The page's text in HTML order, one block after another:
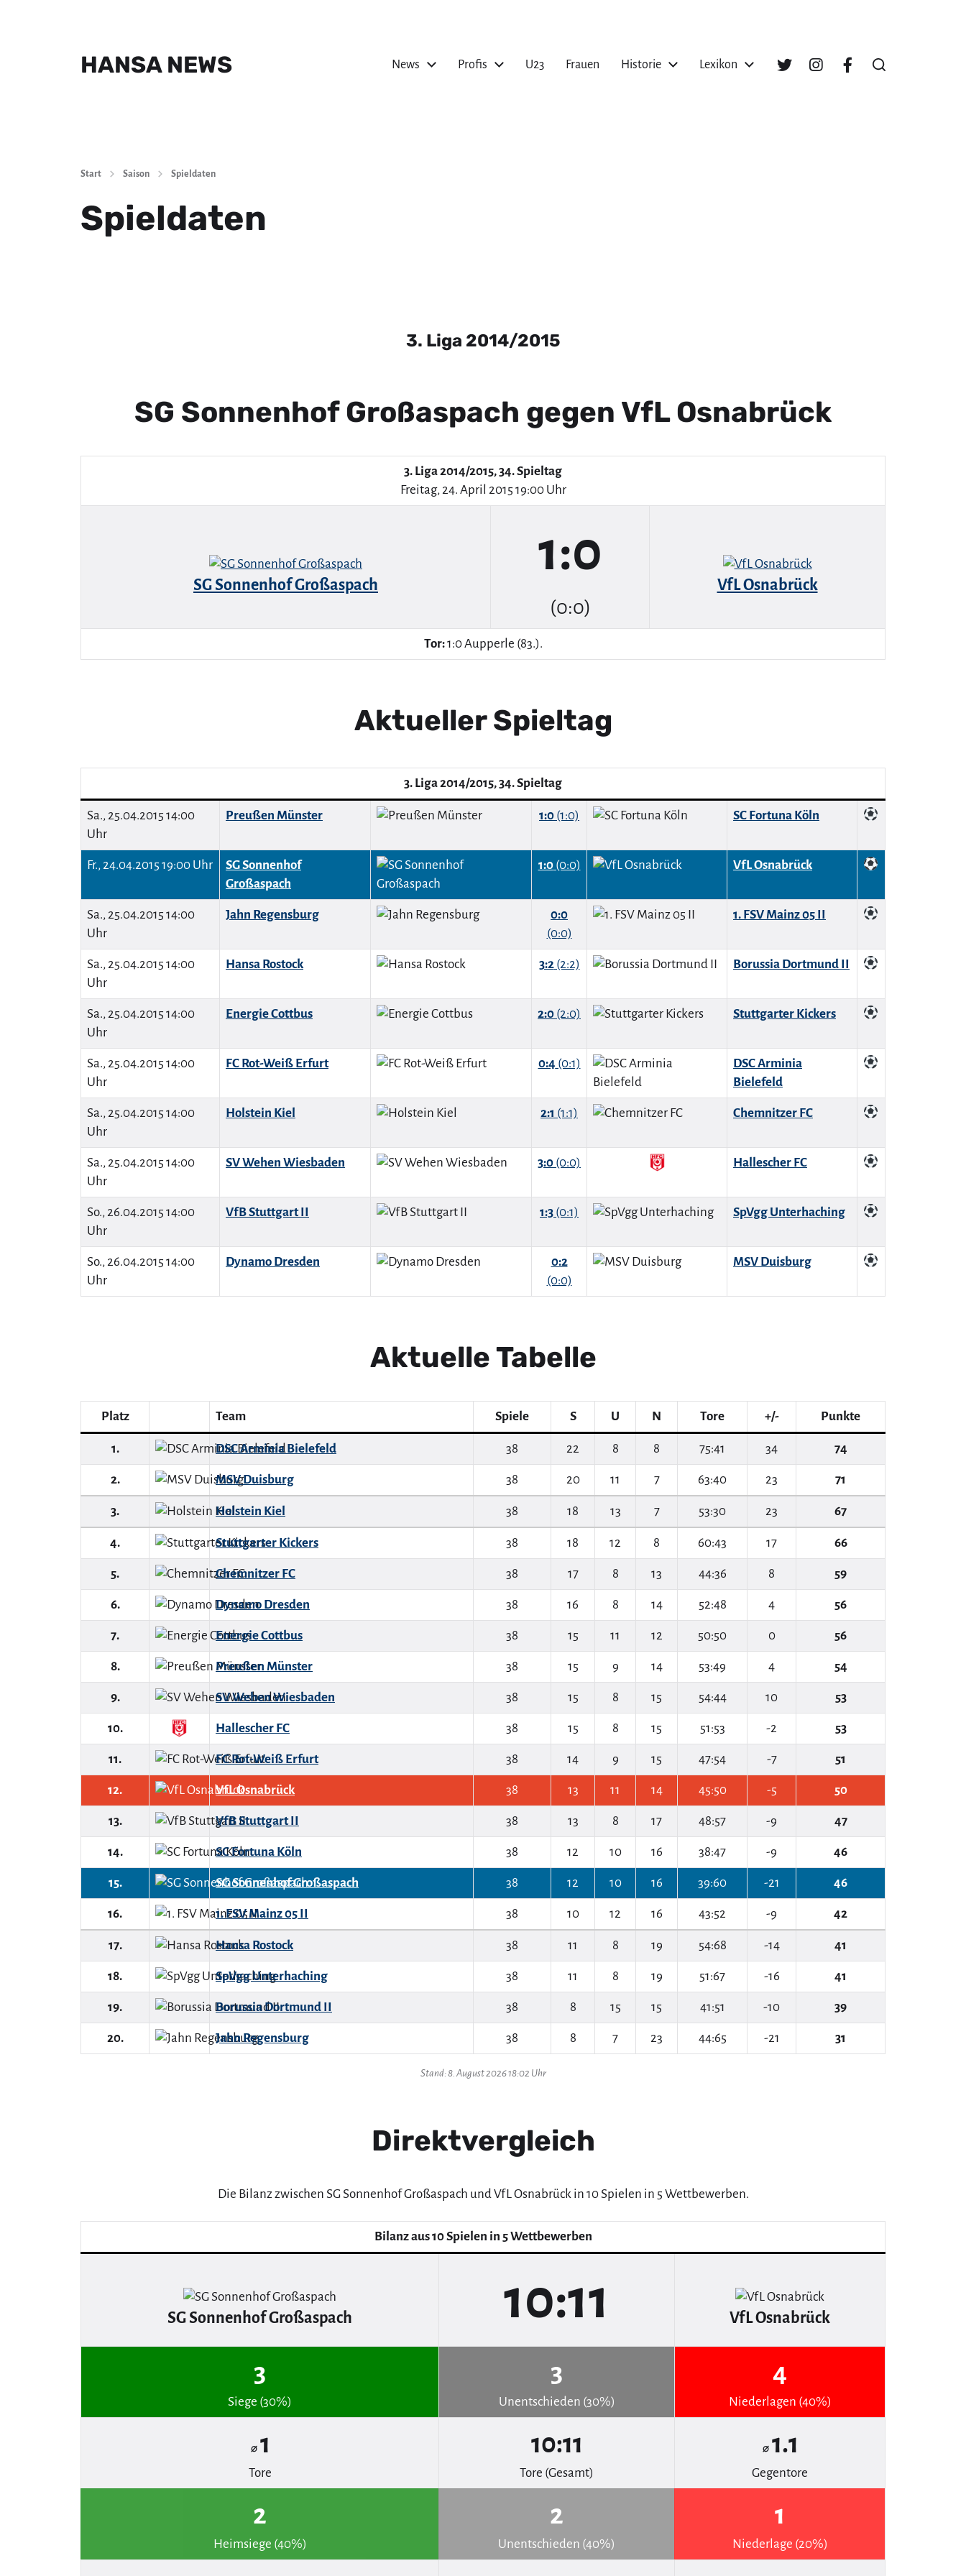
HANSA NEWS News Profis U23 Frauen Historie Lexikon
Start Saison Spieldaten
Spieldaten
3. Liga 2014/2015
SG Sonnenhof Großaspach gegen VfL Osnabrück
3. Liga 2014/2015, 34. Spieltag
Freitag, 24. April 2015 19:00 Uhr
SG Sonnenhof Großaspach
1:0
(0:0)
VfL Osnabrück
Tor:1:0 Aupperle (83.).
Aktueller Spieltag
3. Liga 2014/2015, 34. Spieltag
Sa., 25.04.2015 14:00
Uhr
Preußen Münster 1:0 (1:0) SC Fortuna Köln
Fr., 24.04.2015 19:00 Uhr
SG Sonnenhof
Großaspach
1:0(0:0) VfL Osnabrück
Sa., 25.04.2015 14:00
Uhr
Jahn Regensburg
0:0
(0:0)
1. FSV Mainz 05 II
Sa., 25.04.2015 14:00
Uhr
Hansa Rostock 3:2(2:2) Borussia Dortmund II
Sa., 25.04.2015 14:00
Uhr
Energie Cottbus 2:0 (2:0) Stuttgarter Kickers
Sa., 25.04.2015 14:00
Uhr
FC Rot-Weiß Erfurt 0:4 (0:1)
DSC Arminia
Bielefeld
Sa., 25.04.2015 14:00
Uhr
Holstein Kiel 2:1 (1:1) Chemnitzer FC
Sa., 25.04.2015 14:00
Uhr
SV Wehen Wiesbaden 3:0 (0:0) Hallescher FC
So., 26.04.2015 14:00
Uhr
VfB Stuttgart II 1:3 (0:1) SpVgg Unterhaching
So., 26.04.2015 14:00
Uhr
Dynamo Dresden
0:2
(0:0)
MSV Duisburg
Aktuelle Tabelle
Platz Team Spiele S U N Tore +/- Punkte
1. DSC Arminia Bielefeld 38 22 8 8 75:41 34 74
2. MSV Duisburg 38 20 11 7 63:40 23 71
3. Holstein Kiel 38 18 13 7 53:30 23 67
4. Stuttgarter Kickers 38 18 12 8 60:43 17 66
5. Chemnitzer FC 38 17 8 13 44:36 8 59
6. Dynamo Dresden 38 16 8 14 52:48 4 56
7. Energie Cottbus 38 15 11 12 50:50 0 56
8. Preußen Münster 38 15 9 14 53:49 4 54
9. SV Wehen Wiesbaden 38 15 8 15 54:44 10 53
10. Hallescher FC 38 15 8 15 51:53 -2 53
11. FC Rot-Weiß Erfurt 38 14 9 15 47:54 -7 51
12. VfL Osnabrück 38 13 11 14 45:50 -5 50
13. VfB Stuttgart II 38 13 8 17 48:57 -9 47
14. SC Fortuna Köln 38 12 10 16 38:47 -9 46
15. SG Sonnenhof Großaspach 38 12 10 16 39:60 -21 46
16. 1. FSV Mainz 05 II 38 10 12 16 43:52 -9 42
17. Hansa Rostock 38 11 8 19 54:68 -14 41
18. SpVgg Unterhaching 38 11 8 19 51:67 -16 41
19. Borussia Dortmund II 38 8 15 15 41:51 -10 39
20. Jahn Regensburg 38 8 7 23 44:65 -21 31
Stand: 8. August 2026 18:02 Uhr
Direktvergleich
Die Bilanz zwischen SG Sonnenhof Großaspach und VfL Osnabrück in 10 Spielen in 5 Wettbewerben.
Bilanz aus 10 Spielen in 5 Wettbewerben
SG Sonnenhof Großaspach 10:11 VfL Osnabrück
3
Siege (30%)
3
Unentschieden (30%)
4
Niederlagen (40%)
⌀ 1
Tore
10:11
Tore (Gesamt)
⌀ 1.1
Gegentore
2
Heimsiege (40%)
2
Unentschieden (40%)
1
Niederlage (20%)